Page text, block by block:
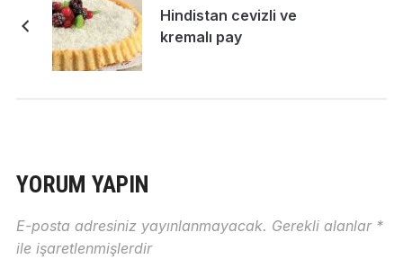
Hindistan cevizli ve
kremalı pay
YORUM YAPIN
E-posta adresiniz yayınlanmayacak. Gerekli alanlar *
ile işaretlenmişlerdir